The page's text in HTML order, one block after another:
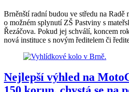
Brněnští radní budou ve středu na Radě
o možném splynutí ZŠ Pastviny s
Řezáčova. Pokud jej schválí, koncem
nová instituce s novým ředitelem či
Nejlepší výhled na